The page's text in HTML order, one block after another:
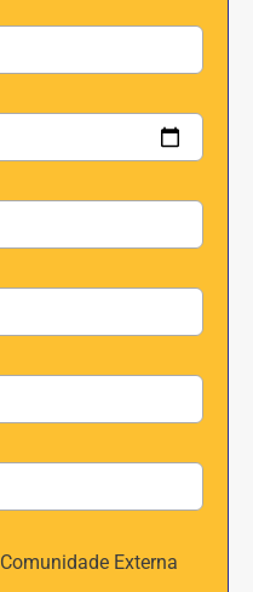
Comunidade Externa